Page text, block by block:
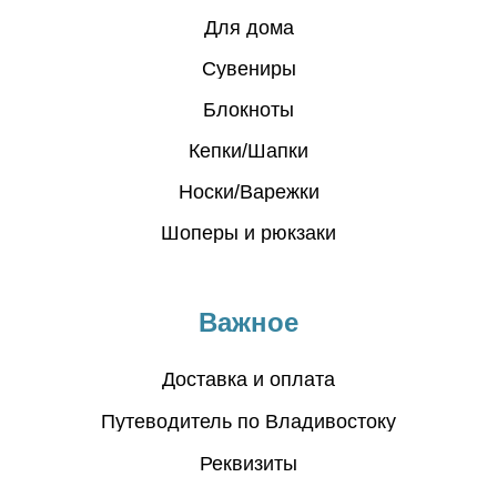
Важное
Путеводитель по Владивостоку
Доставка и оплата
Реквизиты
Для дома
Сувениры
Блокноты
Кепки/Шапки
Носки/Варежки
Шоперы и рюкзаки